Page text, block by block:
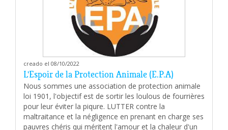
creado el 08/10/2022
L'Espoir de la Protection Animale (E.P.A)
Nous sommes une association de protection animale
loi 1901, l'objectif est de sortir les loulous de fourrières
pour leur éviter la piqure. LUTTER contre la
maltraitance et la négligence en prenant en charge ses
pauvres chéris qui méritent l'amour et la chaleur d'un